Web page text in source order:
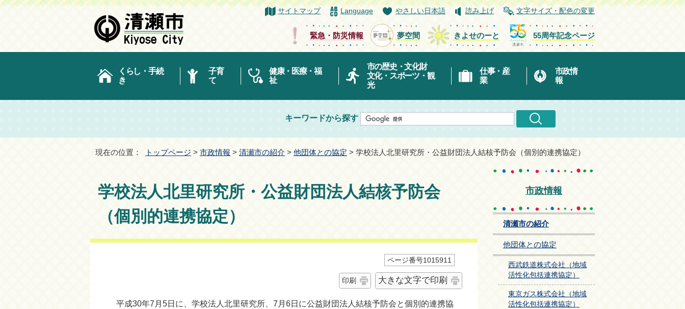
サイトマップ Language やさしい日本語 読み上げ 文字サイズ・配色の変更
緊急・防災情報 夢空間 きよせのーと 55周年記念ページ
くらし・手続
き
子育
て
健康・医療・福
祉
市の歴史・文化財
文化・スポーツ・観
光
仕事・産
業
市政情
報
キーワードから探す
現在の位置： トップページ > 市政情報 > 清瀬市の紹介 > 他団体との協定 > 学校法人北里研究所・公益財団法人結核予防会（個別的連携協定）
学校法人北里研究所・公益財団法人結核予防会
（個別的連携協定）
ページ番号1015911
印刷 大きな文字で印刷
平成30年7月5日に、学校法人北里研究所、7月6日に公益財団法人結核予防会と個別的連携協
市政情報
清瀬市の紹介
他団体との協定
西武鉄道株式会社（地域
活性化包括連携協定）
東京ガス株式会社（地域
活性化包括連携協定）